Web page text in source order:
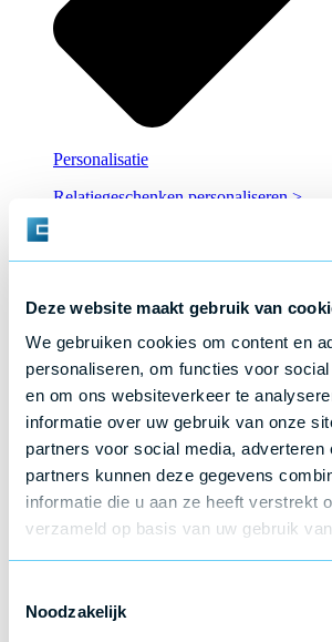
Deze website maakt gebruik van
We gebruiken cookies om content en
personaliseren, om functies voor
en om ons websiteverkeer te
informatie over uw gebruik van onze
partners voor social media, adverteren
partners kunnen deze gegevens
informatie die u aan ze heeft verstrekt
verzameld op basis van uw gebruik
Noodzakelijk
Personalisatie
Relatiegeschenken personaliseren >